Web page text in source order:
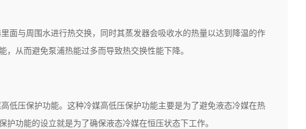
面与周围水进行热交换，同时其蒸发器会吸收水的热量以达到降温的作
从而避免泵浦热能过多而导致热交换性能下降。
低压保护功能。这种冷媒高低压保护功能主要是为了避免液态冷媒在热
功能的设立就是为了确保液态冷媒在恒压状态下工作。